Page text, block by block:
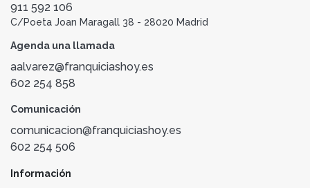
911 592 106
C/Poeta Joan Maragall 38 - 28020 Madrid
Agenda una llamada
aalvarez@franquiciashoy.es
602 254 858
Comunicación
comunicacion@franquiciashoy.es
602 254 506
Información